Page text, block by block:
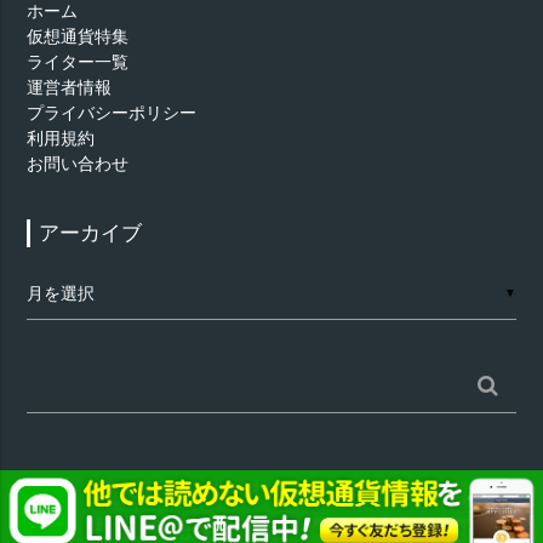
ホーム
仮想通貨特集
ライター一覧
運営者情報
プライバシーポリシー
利用規約
お問い合わせ
アーカイブ
ー
▼
索:
©仮想通貨 - AppTimes